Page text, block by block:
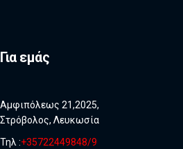
Για εμάς
Αμφιπόλεως 21,2025,
Στρόβολος, Λευκωσία
Τηλ :+35722449848/9